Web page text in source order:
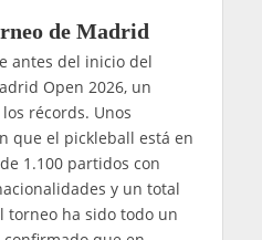
de Madrid
antes del inicio del
Open 2026, un
récords. Unos
que el pickleball está en
1.100 partidos con
y un total
torneo ha sido todo un